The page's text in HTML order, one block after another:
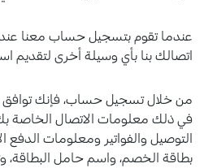
عندما تقوم بتسجيل حساب معنا
اتصالك بنا بأي وسيلة أخرى لتقديم
من خلال تسجيل حساب، فإنك توافق
في ذلك معلومات الاتصال الخاصة بك:
التوصيل والفواتير ومعلومات
بطاقة الخصم، واسم حامل البطاقة،